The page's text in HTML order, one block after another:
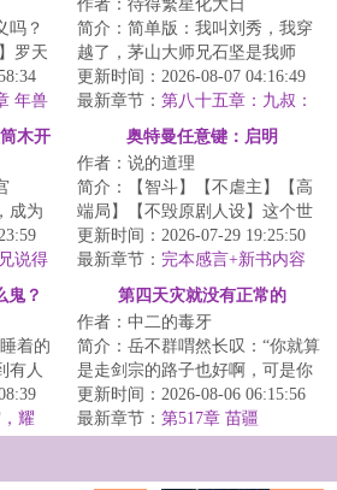
吗？
罗天
我的
年兽
作者：待得繁星化大日
简介：简单版：我叫刘秀，我穿
越了，茅山大师兄石坚是我师
父……不简单版：九叔：“什么符
道大成！我看你...
更新时间：2026-08-07 04:16:49
最新章节： 第八十五章：九叔：
我比窦娥还冤啊！（求订阅！）
木开
成为
的有
说得
奥特曼任意键：启明
作者：说的道理
简介：【智斗】【不虐主】【高
端局】【不毁原剧人设】这个世
界，防卫队由各种重量级成员构
成:总监城府深...
更新时间：2026-07-29 19:25:50
最新章节： 完本感言+新书内容
+推一本万订骑士文《谁让他当假
面骑士的！》
鬼？
着的
有人
这是
耀
第四天灾就没有正常的
作者：中二的毒牙
简介：岳不群喟然长叹：“你就算
是走剑宗的路子也好啊，可是你
这……”俞莲舟痛心疾首：“早知道
你会如此...
更新时间：2026-08-06 06:15:56
最新章节： 第517章 苗疆